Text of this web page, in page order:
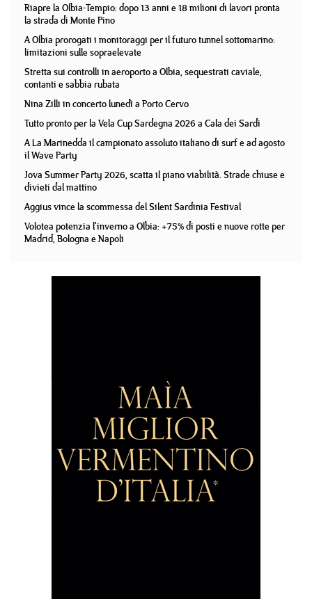
Riapre la Olbia-Tempio: dopo 13 anni e 18 milioni di lavori pronta
la strada di Monte Pino
A Olbia prorogati i monitoraggi per il futuro tunnel sottomarino:
limitazioni sulle sopraelevate
Stretta sui controlli in aeroporto a Olbia, sequestrati caviale,
contanti e sabbia rubata
Nina Zilli in concerto lunedì a Porto Cervo
Tutto pronto per la Vela Cup Sardegna 2026 a Cala dei Sardi
A La Marinedda il campionato assoluto italiano di surf e ad agosto
il Wave Party
Jova Summer Party 2026, scatta il piano viabilità. Strade chiuse e
divieti dal mattino
Aggius vince la scommessa del Silent Sardinia Festival
Volotea potenzia l'inverno a Olbia: +75% di posti e nuove rotte per
Madrid, Bologna e Napoli